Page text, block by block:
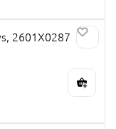
2601X0287